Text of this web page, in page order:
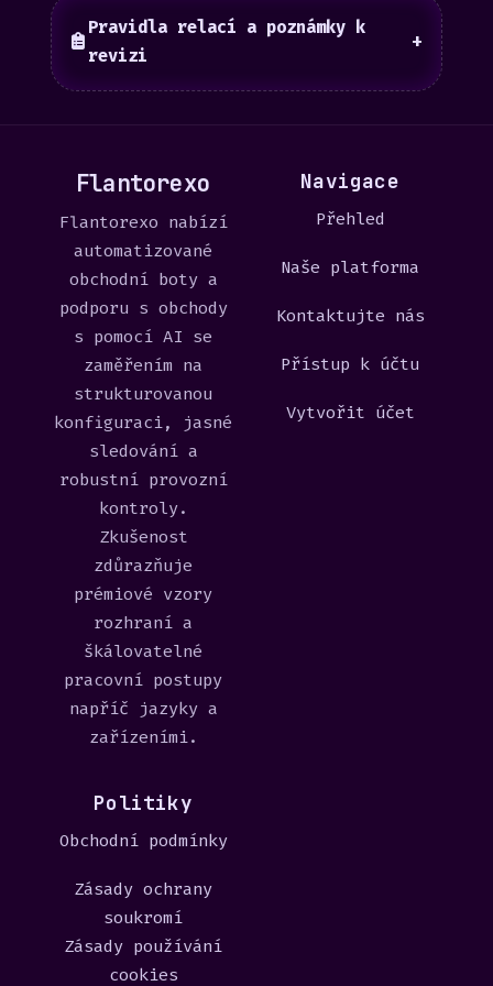
Pravidla relací a poznámky k
revizi
+
Flantorexo
Flantorexo nabízí
automatizované
obchodní boty a
podporu s obchody
s pomocí AI se
zaměřením na
strukturovanou
konfiguraci, jasné
sledování a
robustní provozní
kontroly.
Zkušenost
zdůrazňuje
prémiové vzory
rozhraní a
škálovatelné
pracovní postupy
napříč jazyky a
zařízeními.
Navigace
Přehled
Naše platforma
Kontaktujte nás
Přístup k účtu
Vytvořit účet
Politiky
Obchodní podmínky
Zásady ochrany
soukromí
Zásady používání
cookies